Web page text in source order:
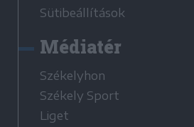
Sütibeállítások
Médiatér
Székelyhon
Székely Sport
Liget